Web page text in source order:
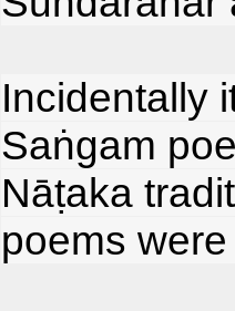
Incidentally
Saṅgam
Nāṭaka
poems